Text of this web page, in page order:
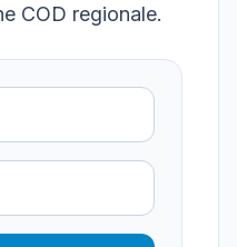
COD regionale.